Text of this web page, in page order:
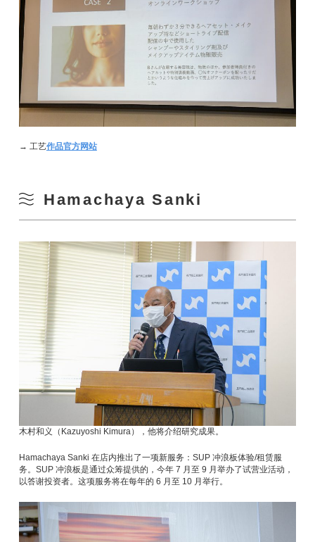
→ 工艺作品官方网站
Hamachaya Sanki
木村和义（Kazuyoshi Kimura），他将介绍研究成果。
Hamachaya Sanki 在店内推出了一项新服务：SUP 冲浪板体验/租赁服
务。SUP 冲浪板是通过众筹提供的，今年 7 月至 9 月举办了试营业活动，
以答谢投资者。这项服务将在每年的 6 月至 10 月举行。